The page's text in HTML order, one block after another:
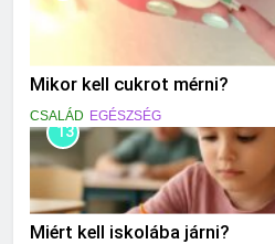
Mikor kell cukrot mérni?
CSALÁD EGÉSZSÉG
13
Miért kell iskolába járni?